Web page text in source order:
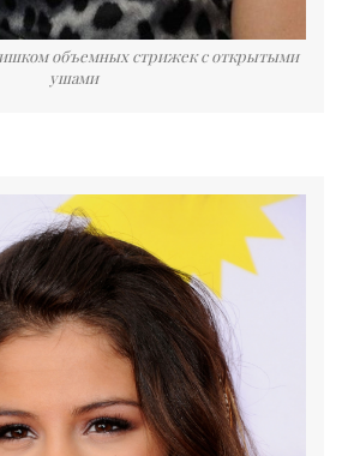
объемных стрижек с открытыми
ушами